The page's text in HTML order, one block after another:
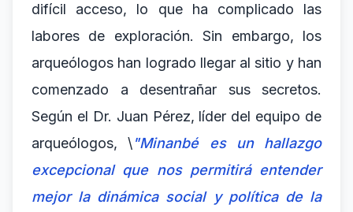
difícil acceso, lo que ha complicado las
labores de exploración. Sin embargo, los
arqueólogos han logrado llegar al sitio y han
comenzado a desentrañar sus secretos.
Según el Dr. Juan Pérez, líder del equipo de
arqueólogos, \"Minanbé es un hallazgo
excepcional que nos permitirá entender
mejor la dinámica social y política de la